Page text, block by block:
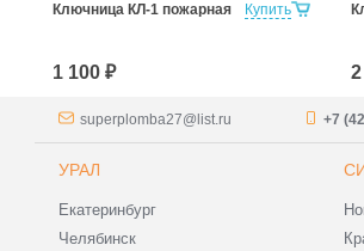
Купить
Ключница КЛ-1 пожарная
1 100 ₽
superplomba27@list.ru +7
УРАЛ
Екатеринбург
Челябинск